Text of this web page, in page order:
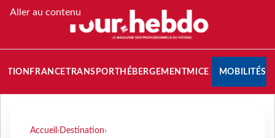
Aller au contenu
FRANCETRANSPORT HÉBERGEMENTMICE MOBILITÉS
Accueil › Destination›